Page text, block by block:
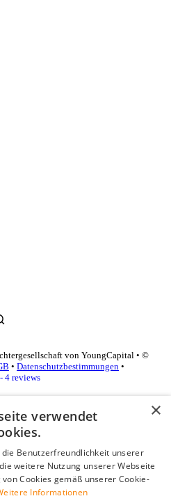
von YoungCapital • ©
• Datenschutzbestimmungen •
4 reviews
×
verwendet
Benutzerfreundlichkeit unserer
weitere Nutzung unserer Webseite
Cookies gemäß unserer Cookie-
Informationen